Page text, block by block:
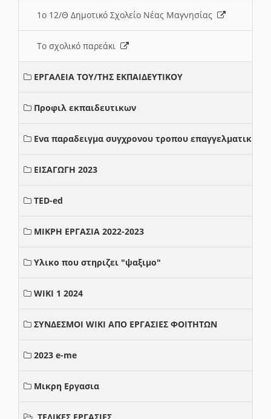
1ο 12/Θ Δημοτικό Σχολείο Νέας Μαγνησίας
Το σχολικό παρεάκι
ΕΡΓΑΛΕΙΑ ΤΟΥ/ΤΗΣ ΕΚΠΑΙΔΕΥΤΙΚΟΥ
Προφιλ εκπαιδευτικων
Ενα παραδειγμα συγχρονου τροπου επαγγελματικης
ΕΙΣΑΓΩΓΗ 2023
TED-ed
ΜΙΚΡΗ ΕΡΓΑΣΙΑ 2022-2023
Υλικο που στηριζει "ψαξιμο"
WIKI 1 2024
ΣΥΝΔΕΣΜΟΙ WIKI ΑΠΟ ΕΡΓΑΣΙΕΣ ΦΟΙΤΗΤΩΝ
2023 e-me
Μικρη Εργασια